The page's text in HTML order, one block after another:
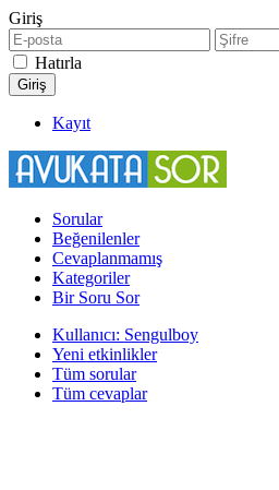
Giriş
Hatırla
Kayıt
Sorular
Beğenilenler
Cevaplanmamış
Kategoriler
Bir Soru Sor
Kullanıcı: Sengulboy
Yeni etkinlikler
Tüm sorular
Tüm cevaplar